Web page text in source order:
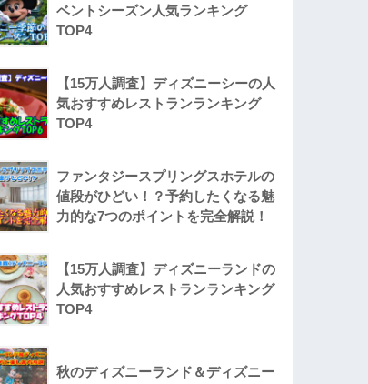
ベントシーズン人気ランキング
TOP4
【15万人調査】ディズニーシーの人
気おすすめレストランランキング
TOP4
ファンタジースプリングスホテルの
値段がひどい！？予約したくなる魅
力的な7つのポイントを完全解説！
【15万人調査】ディズニーランドの
人気おすすめレストランランキング
TOP4
秋のディズニーランド＆ディズニー